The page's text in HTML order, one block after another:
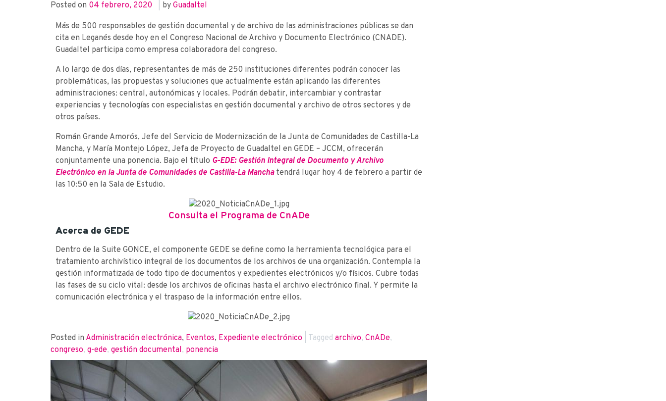
Posted on 04 febrero, 2020 by Guadaltel
Más de 500 responsables de gestión documental y de archivo de las administraciones públicas se dan
cita en Leganés desde hoy en el Congreso Nacional de Archivo y Documento Electrónico (CNADE).
Guadaltel participa como empresa colaboradora del congreso.
A lo largo de dos días, representantes de más de 250 instituciones diferentes podrán conocer las
problemáticas, las propuestas y soluciones que actualmente están aplicando las diferentes
administraciones: central, autonómicas y locales. Podrán debatir, intercambiar y contrastar
experiencias y tecnologías con especialistas en gestión documental y archivo de otros sectores y de
otros países.
Román Grande Amorós, Jefe del Servicio de Modernización de la Junta de Comunidades de Castilla-La
Mancha, y María Montejo López, Jefa de Proyecto de Guadaltel en G·EDE – JCCM, ofrecerán
conjuntamente una ponencia. Bajo el título G-EDE: Gestión Integral de Documento y Archivo
Electrónico en la Junta de Comunidades de Castilla-La Manchatendrá lugar hoy 4 de febrero a partir de
las 10:50 en la Sala de Estudio.
Consulta el Programa de CnADe
Acerca de G·EDE
Dentro de la Suite G·ONCE, el componente G·EDE se define como la herramienta tecnológica para el
tratamiento archivístico integral de los documentos de los archivos de una organización. Contempla la
gestión informatizada de todo tipo de documentos y expedientes electrónicos y/o físicos. Cubre todas
las fases de su ciclo vital: desde los archivos de oficinas hasta el archivo electrónico final. Y permite la
comunicación electrónica y el traspaso de la información entre ellos.
Posted in Administración electrónica, Eventos, Expediente electrónico Tagged archivo, CnADe,
congreso, g-ede, gestión documental, ponencia